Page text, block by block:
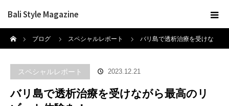
Bali Style Magazine
ブログ
スペシャルレポート バリ島で透析治療を受けな
スペシャルレポート 2023.12.21
バリ島で透析治療を受けながら最高のリ